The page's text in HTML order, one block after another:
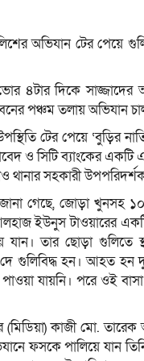
অভিযান টের পেয়ে
৪টার দিকে
পঞ্চম তলায় অভিযান
উপস্থিতি টের পেয়ে
ও সিটি ব্যাংকের
থানার সহকারী
জানা গেছে, জোড়া
ইউনুস টাওয়ারের একটি
তার ছোড়া গুলিতে
দে গুলিবিদ্ধ হন। আহত
পাওয়া যায়নি। পরে ওই
কাজী মো. তারেক
ফসকে পালিয়ে যান